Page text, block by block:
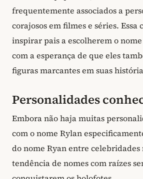
frequentemente associados a
corajosos em filmes e séries. Essa
inspirar pais a escolherem o
com a esperança de que eles
figuras marcantes em suas
Personalidades
Embora não haja muitas
com o nome Rylan
do nome Ryan entre
tendência de nomes com raízes